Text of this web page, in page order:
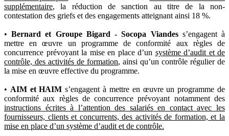
supplémentaire, la réduction de sanction au titre de la non-
contestation des griefs et des engagements atteignant ainsi 18 %.
•Bernard et Groupe Bigard - Socopa Viandess’engagent à
mettre en œuvre un programme de conformité aux règles de
concurrence prévoyant la mise en place d’un système d’audit et de
contrôle, des activités de formation, ainsi qu’un contrôle régulier de
la mise en œuvre effective du programme.
• AIM et HAIMs’engagent à mettre en œuvre un programme de
conformité aux règles de concurrence prévoyant notamment des
instructions écrites à l’attention des salariés en contact avec les
fournisseurs, clients et concurrents, des activités de formation, et la
mise en place d’un système d’audit et de contrôle.